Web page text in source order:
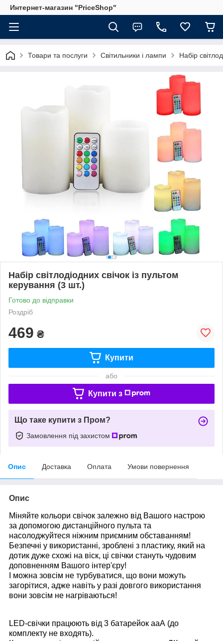
Интернет-магазин "PriceShop"
Товари та послуги Світильники і лампи Набір
Набір світлодіодних свічок із пультом
керування (3 шт.)
Готово до відправки
Роздріб
469 ₴
Купити
або
Купити з
Що таке купити з Пром?
Замовлення під захистом
Опис Доставка Оплата Умови повернення
Опис
Міняйте кольори свічок залежно від Вашого настрою
за допомогою дистанційного пульта та
насолоджуйтеся ніжним приємним обставанням!
Безпечні у використанні, зроблені з пластику, який на
дотик дуже схожі на віск, ці свічки стануть чудовим
доповненням Вашого інтер'єру!
І можна зовсім не турбуватися, що вони можуть
загорітися, адже навіть у разі довгого використання
вони зовсім не нагріваються!
LED-свічки працюють від 3 батарейок ааА (до
комплекту не входять).